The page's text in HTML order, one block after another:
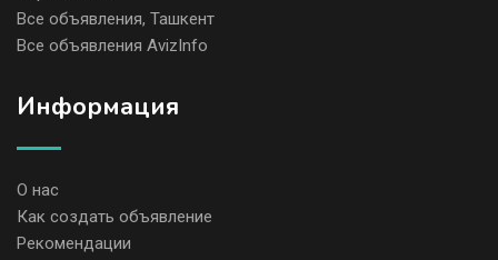
Все объявления, Ташкент
Все объявления AvizInfo
Информация
О нас
Как создать объявление
Рекомендации